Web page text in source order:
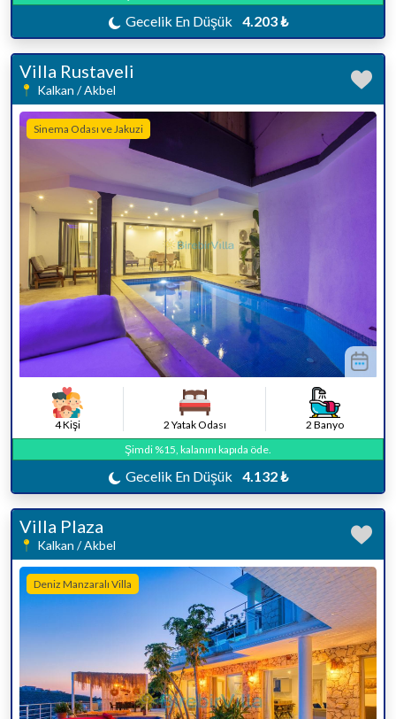
Gecelik En Düşük 4.203 ₺
Villa Rustaveli
Kalkan / Akbel
Sinema Odası ve Jakuzi
4 Kişi 2 Yatak Odası
2 Banyo
Şimdi %15, kalanını kapıda öde.
Gecelik En Düşük 4.132 ₺
Villa Plaza
Kalkan / Akbel
Deniz Manzaralı Villa